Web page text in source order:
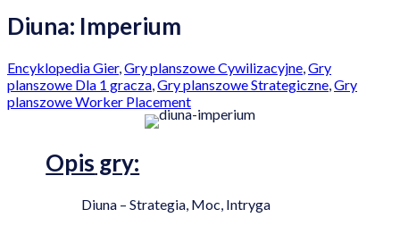
Diuna: Imperium
Encyklopedia Gier,Gry planszowe Cywilizacyjne,Gry
planszowe Dla 1 gracza,Gry planszowe Strategiczne,Gry
planszowe Worker Placement
Opis gry:
Diuna – Strategia, Moc, Intryga